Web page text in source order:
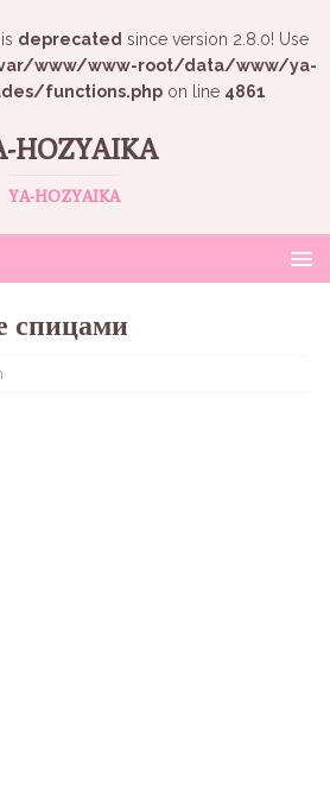
deprecated since version 2.8.0! Use
www/www-root/data/www/ya-
functions.php on line 4861
HOZYAIKA
YA-HOZYAIKA
спицами